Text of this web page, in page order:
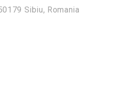
Sibiu, Romania